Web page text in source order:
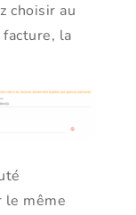
choisir au
facture, la
le même